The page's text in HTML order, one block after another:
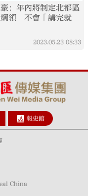
：年內將制定北都區
領 不會「講完就
2023.05.23 08:33
報史館
China